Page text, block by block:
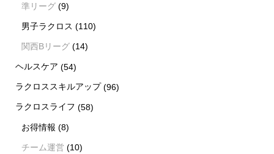
準リーグ (9)
男子ラクロス (110)
関西Bリーグ (14)
ヘルスケア (54)
ラクロススキルアップ(96)
ラクロスライフ (58)
お得情報 (8)
チーム運営 (10)
新着情報